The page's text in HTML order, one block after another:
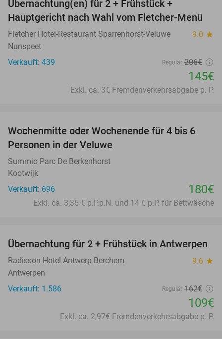
Übernachtung(en) für 2 + Frühstück +
Hauptgericht nach Wahl vom Fletcher-Menü
Fletcher Hotel-Restaurant Sparrenhorst-Veluwe 9.0 star
Nunspeet
Verkauft: 439
Regulär 206€
145€
Exkl. ca. 3€ Fremdenverkehrsabgabe p. P.
Wochenmitte oder Wochenende für 4 bis 6
Personen in der Veluwe
Summio Parc De Berkenhorst
Kootwijk
Verkauft: 696
180€
Exkl. ca. 3,35 € p.P.p.N. und 14 € p.P. für Bettwäsche
33%
Übernachtung für 2 + Frühstück in Antwerpen
Radisson Hotel Antwerp Berchem 9.6 star
Antwerpen
Verkauft: 1.586
Regulär 162€
109€
Exkl. ca. 2,97€ Fremdenverkehrsabgabe p. P.